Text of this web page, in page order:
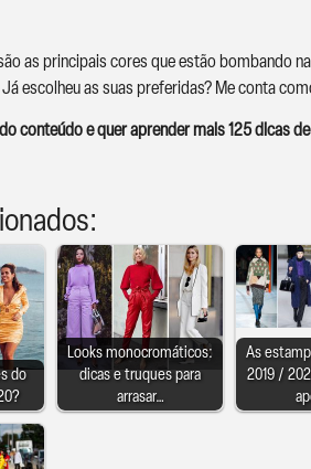
as principais cores que estão bombando
escolheu as suas preferidas? Me conta
conteúdo e quer aprender mais 125 dicas
do
Looks monocromáticos:
dicas e truques para
arrasar…
As
2019 /